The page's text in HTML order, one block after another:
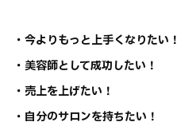
・今よりもっと上手くなりたい！
・美容師として成功したい！
・売上を上げたい！
・自分のサロンを持ちたい！